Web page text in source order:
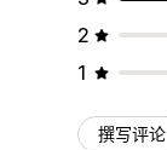
2
1
撰写评论